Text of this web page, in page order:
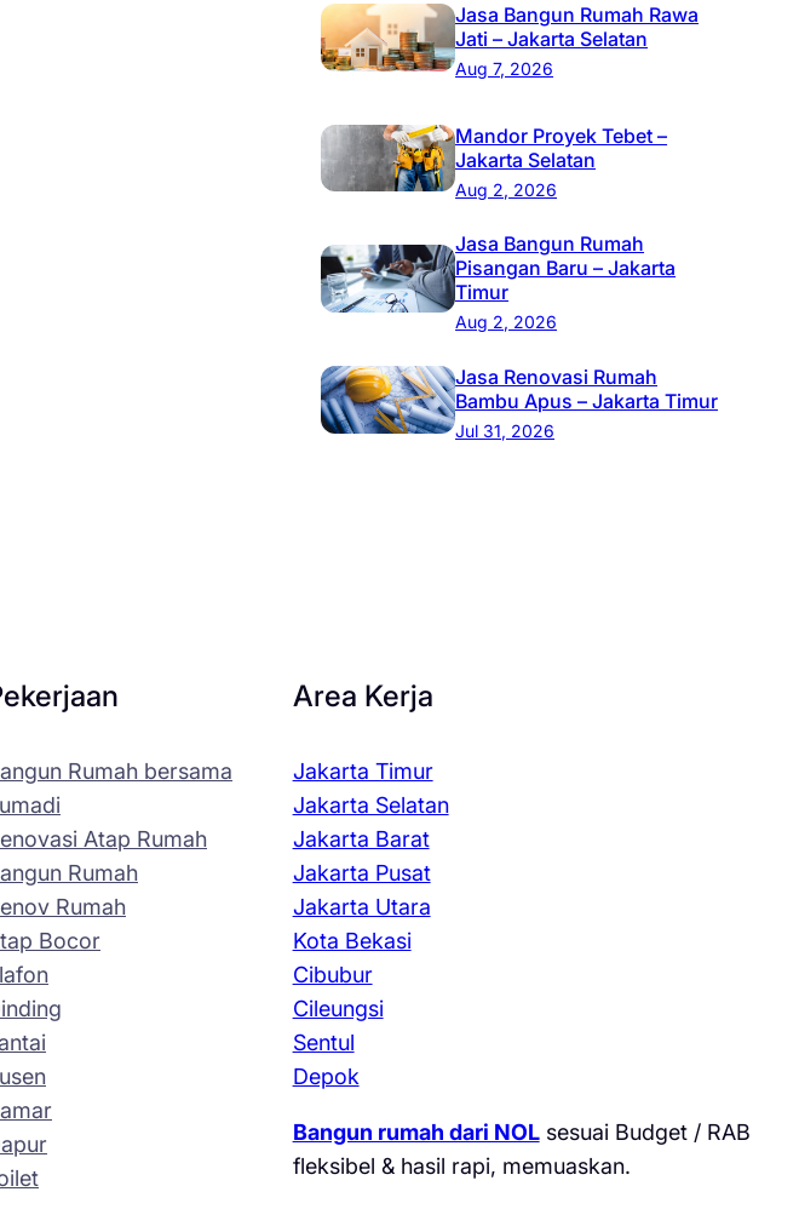
Jasa Bangun Rumah Rawa
Jati – Jakarta Selatan
Aug 7, 2026
Mandor Proyek Tebet –
Jakarta Selatan
Aug 2, 2026
Jasa Bangun Rumah
Pisangan Baru – Jakarta
Timur
Aug 2, 2026
Jasa Renovasi Rumah
Bambu Apus – Jakarta Timur
Jul 31, 2026
Rumah bersama
Atap Rumah
Rumah
Rumah
Bocor
Area Kerja
Jakarta Timur
Jakarta Selatan
Jakarta Barat
Jakarta Pusat
Jakarta Utara
Kota Bekasi
Cibubur
Cileungsi
Sentul
Depok
Bangun rumah dari NOLsesuai Budget / RAB
fleksibel & hasil rapi, memuaskan.